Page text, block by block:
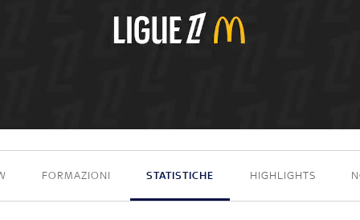
2 - 1
FORMAZIONI STATISTICHE HIGHLIGHTS